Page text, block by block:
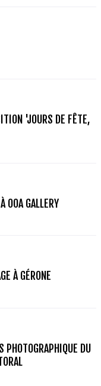
'JOURS DE FÊTE,
OOA GALLERY
À GÉRONE
PHOTOGRAPHIQUE DU